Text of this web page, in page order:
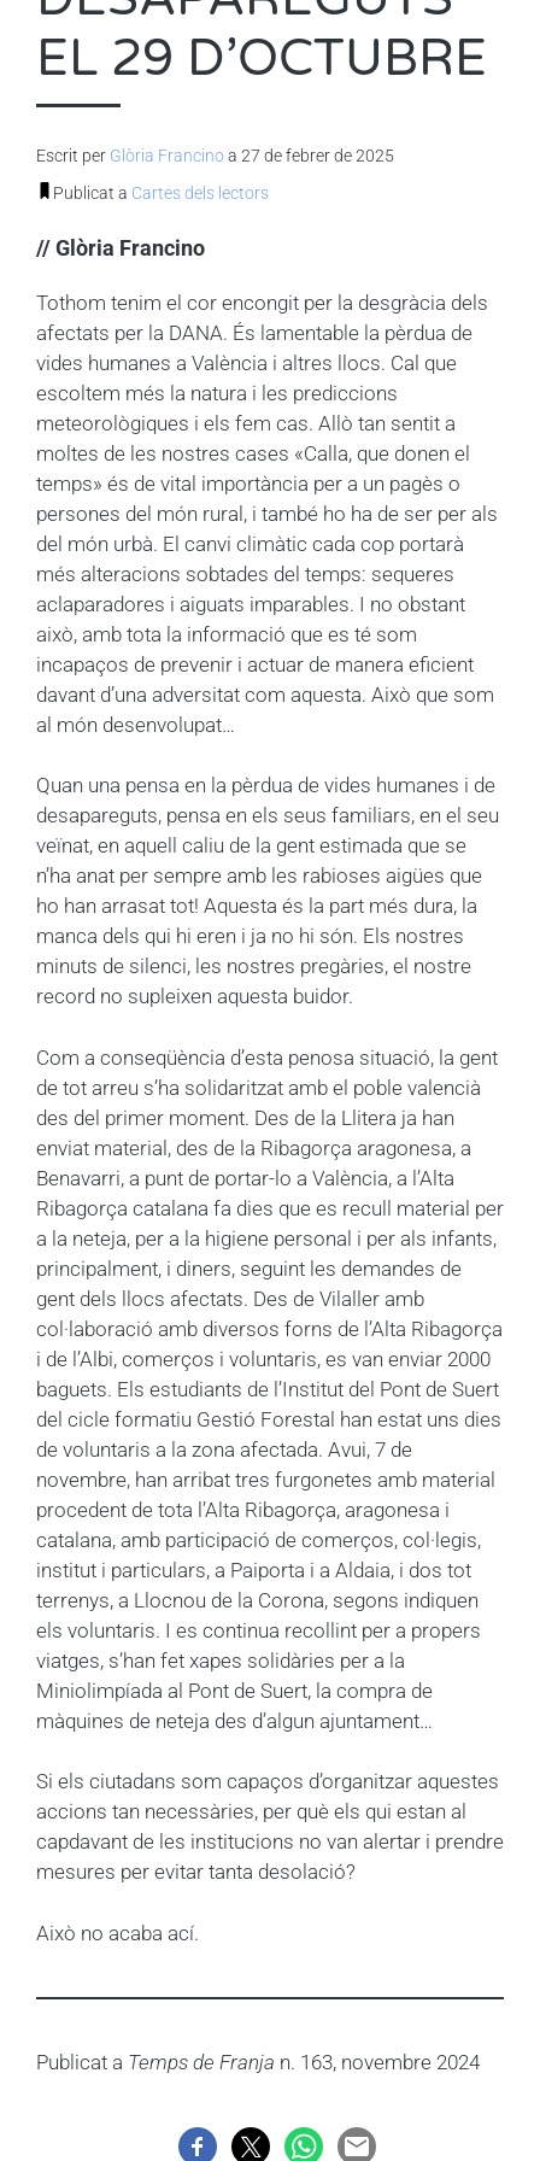
EL 29 D’OCTUBRE
Escrit per Glòria Francino a 27 de febrer de 2025
Publicat a Cartes dels lectors
// Glòria Francino
Tothom tenim el cor encongit per la desgràcia dels
afectats per la DANA. És lamentable la pèrdua de
vides humanes a València i altres llocs. Cal que
escoltem més la natura i les prediccions
meteorològiques i els fem cas. Allò tan sentit a
moltes de les nostres cases «Calla, que donen el
temps» és de vital importància per a un pagès o
persones del món rural, i també ho ha de ser per als
del món urbà. El canvi climàtic cada cop portarà
més alteracions sobtades del temps: sequeres
aclaparadores i aiguats imparables. I no obstant
això, amb tota la informació que es té som
incapaços de prevenir i actuar de manera eficient
davant d’una adversitat com aquesta. Això que som
al món desenvolupat…
Quan una pensa en la pèrdua de vides humanes i de
desapareguts, pensa en els seus familiars, en el seu
veïnat, en aquell caliu de la gent estimada que se
n’ha anat per sempre amb les rabioses aigües que
ho han arrasat tot! Aquesta és la part més dura, la
manca dels qui hi eren i ja no hi són. Els nostres
minuts de silenci, les nostres pregàries, el nostre
record no supleixen aquesta buidor.
Com a conseqüència d’esta penosa situació, la gent
de tot arreu s’ha solidaritzat amb el poble valencià
des del primer moment. Des de la Llitera ja han
enviat material, des de la Ribagorça aragonesa, a
Benavarri, a punt de portar-lo a València, a l’Alta
Ribagorça catalana fa dies que es recull material per
a la neteja, per a la higiene personal i per als infants,
principalment, i diners, seguint les demandes de
gent dels llocs afectats. Des de Vilaller amb
col·laboració amb diversos forns de l’Alta Ribagorça
i de l’Albi, comerços i voluntaris, es van enviar 2000
baguets. Els estudiants de l’Institut del Pont de Suert
del cicle formatiu Gestió Forestal han estat uns dies
de voluntaris a la zona afectada. Avui, 7 de
novembre, han arribat tres furgonetes amb material
procedent de tota l’Alta Ribagorça, aragonesa i
catalana, amb participació de comerços, col·legis,
institut i particulars, a Paiporta i a Aldaia, i dos tot
terrenys, a Llocnou de la Corona, segons indiquen
els voluntaris. I es continua recollint per a propers
viatges, s’han fet xapes solidàries per a la
Miniolimpíada al Pont de Suert, la compra de
màquines de neteja des d’algun ajuntament…
Si els ciutadans som capaços d’organitzar aquestes
accions tan necessàries, per què els qui estan al
capdavant de les institucions no van alertar i prendre
mesures per evitar tanta desolació?
Això no acaba ací.
Publicat a Temps de Franja n. 163, novembre 2024